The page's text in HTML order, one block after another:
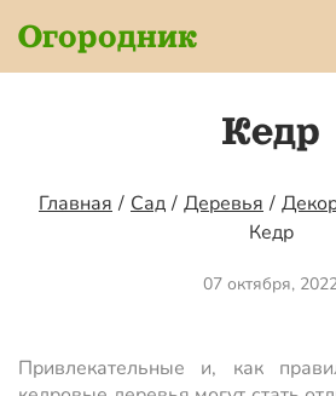
Огородник
Кедр
Главная / Сад / Деревья /
Кедр
07 октября,
Привлекательные и, как